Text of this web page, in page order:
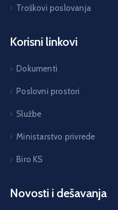
Troškovi poslovanja
Korisni linkovi
Dokumenti
Poslovni prostori
Službe
Ministarstvo privrede
Biro KS
Novosti i dešavanja